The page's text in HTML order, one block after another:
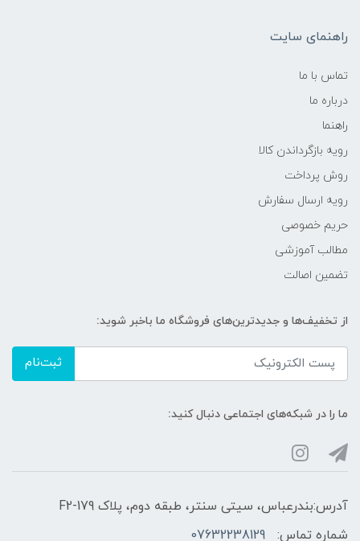
راهنمای سایت
تماس با ما
درباره ما
راهنما
رویه‌ بازگرداندن کالا
روش پرداخت
رویه ارسال سفارش
حریم خصوصی
مطالب آموزشی
تضمین اصالت
از تخفیف‌ها و جدیدترین‌های فروشگاه ما باخبر شوید:
ثبت‌نام
ما را در شبکه‌های اجتماعی دنبال کنید:
آدرس:بندرعباس، سیتی سنتر، طبقه دوم، پلاک F2-179
شماره تماس:
07632238129